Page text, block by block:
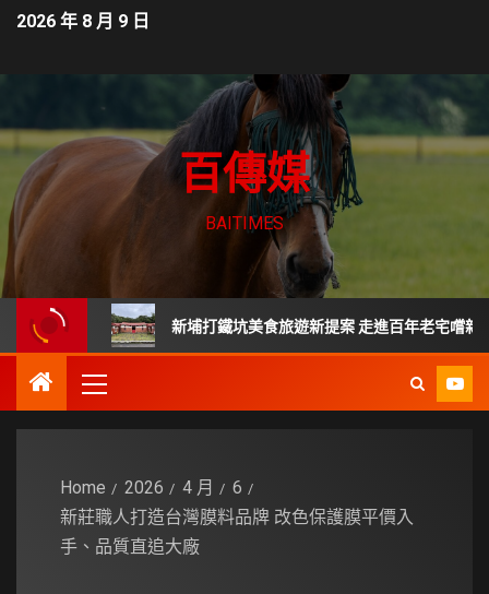
2026 年 8 月 9 日
百傳媒
BAITIMES
新埔打鐵坑美食旅遊新提案 走進百年老宅嚐新竹傳統客
Home 2026 4 月
6
新莊職人打造台灣膜料品牌 改色保護膜平價入
手、品質直追大廠